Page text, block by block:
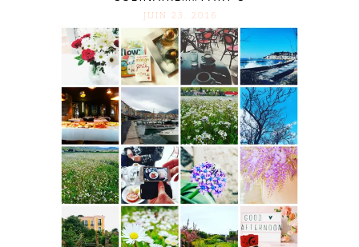
JUIN 23. 2016